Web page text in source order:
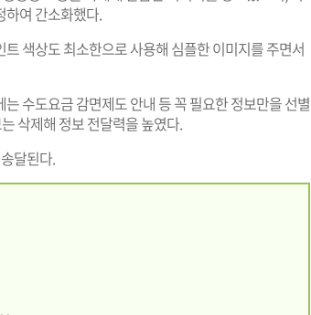
하여 간소화했다.
색상도 최소한으로 사용해 심플한 이미지를 주면서
수도요금 감면제도 안내 등 꼭 필요한 정보만을 선별
삭제해 정보 전달력을 높였다.
달된다.